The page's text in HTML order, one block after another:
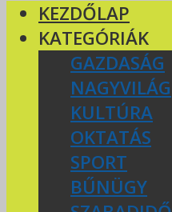
KEZDŐLAP
KATEGÓRIÁK
GAZDASÁG
NAGYVILÁG
KULTÚRA
OKTATÁS
SPORT
BŰNÜGY